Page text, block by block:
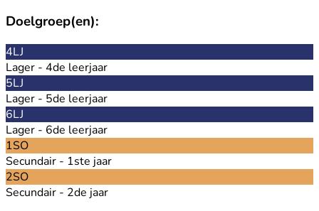
Doelgroep(en):
4LJ
Lager - 4de leerjaar
5LJ
Lager - 5de leerjaar
6LJ
Lager - 6de leerjaar
1SO
Secundair - 1ste jaar
2SO
Secundair - 2de jaar